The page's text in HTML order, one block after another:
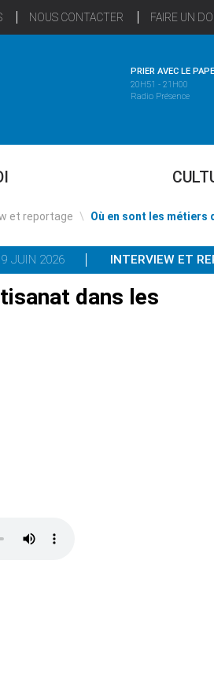
NOUS CONTACTER FAIRE UN
PRIER AVEC LE PAPE
20H51 - 21H00
Radio Présence
et reportage \ Où en sont les métiers
JUIN 2026 INTERVIEW ET
dans les